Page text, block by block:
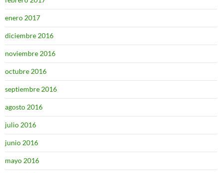
enero 2017
diciembre 2016
noviembre 2016
octubre 2016
septiembre 2016
agosto 2016
julio 2016
junio 2016
mayo 2016